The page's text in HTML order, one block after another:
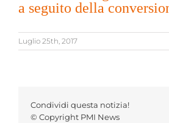
a seguito della
Luglio 25th, 2017
Condividi questa notizia!
© Copyright PMI News